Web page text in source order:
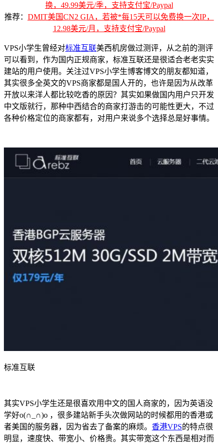
换，49.99美元/季，支持支付宝/Paypal
推荐： DMIT美国CN2 GIA，若被*每15天可以免费换一次IP，
12.98美元/月，支持支付宝/Paypal
VPS小学生曾经对标准互联美西机房做过测评，从之前的测评
可以看到，作为国内正规商家，标准互联还是很适合老老实实
建站的用户使用。关注过VPS小学生博客博文的朋友都知道，
其实很多全英文的VPS商家都是国人开的，也许是因为从改革
开放以来洋人都比较吃香的原因？其实如果做国内用户只开发
中文版就行，那种中西结合的商家打游击的可能性更大，不过
各种价格定位的商家都有，对用户来说多个选择总是好事情。
标准互联
其实VPS小学生还是很喜欢用中文的国人商家的，因为英语没
学好o(∩_∩)o ，很多建站新手头次做网站的时候都用的香港或
者美国的服务器，因为省去了备案的麻烦。 香港VPS的特点很
明显，速度快、带宽小、价格贵。其实带宽这个东西是相对而